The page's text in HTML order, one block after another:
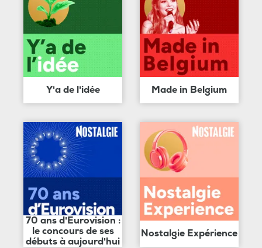
Y'a de l'idée Made in Belgium
70 ans d'Eurovision :
le concours de ses
débuts à aujourd'hui
Nostalgie Expérience